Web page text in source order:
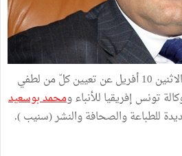
أعلنت رئاسة الحكومة اليوم الاثنين 10 أفريل عن تعيين كلّ من لطفي
تونس إفريقيا للأنباء ومحمد بوسعيد
للطباعة والصحافة والنشر (سنيب ).